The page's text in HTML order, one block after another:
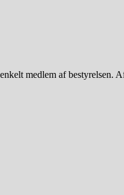
medlem af bestyrelsen.